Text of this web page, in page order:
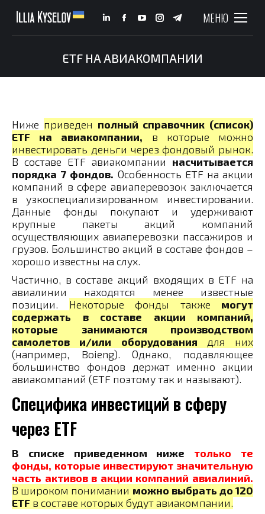
МЕНЮ
Linkedin
opens
Facebook
opens
YouTube
opens
Instagram
opens
Telegram
opens
ETF НА АВИАКОМПАНИИ
Ниже приведен полный справочник (список)
ETF на авиакомпании, в которые можно
инвестировать деньги через фондовый рынок.
В составе ETF авиакомпании насчитывается
порядка 7 фондов. Особенность ETF на акции
компаний в сфере авиаперевозок заключается
в узкоспециализированном инвестировании.
Данные фонды покупают и удерживают
крупные пакеты акций компаний
осуществляющих авиаперевозки пассажиров и
грузов. Большинство акций в составе фондов –
хорошо известны на слух.
Частично, в составе акций входящих в ETF на
авиалинии находятся менее известные
позиции. Некоторые фонды также могут
содержать в составе акции компаний,
которые занимаются производством
самолетов и/или оборудованиядля них
(например, Boieng). Однако, подавляющее
большинство фондов держат именно акции
авиакомпаний (ETF поэтому так и называют).
Специфика инвестиций в сферу
через ETF
В списке приведенном ниже
только те
фонды, которые инвестируют значительную
часть активов в акции компаний авиалиний.
В широком понимании можно выбрать до 120
ETF в составе которых будут авиакомпании.